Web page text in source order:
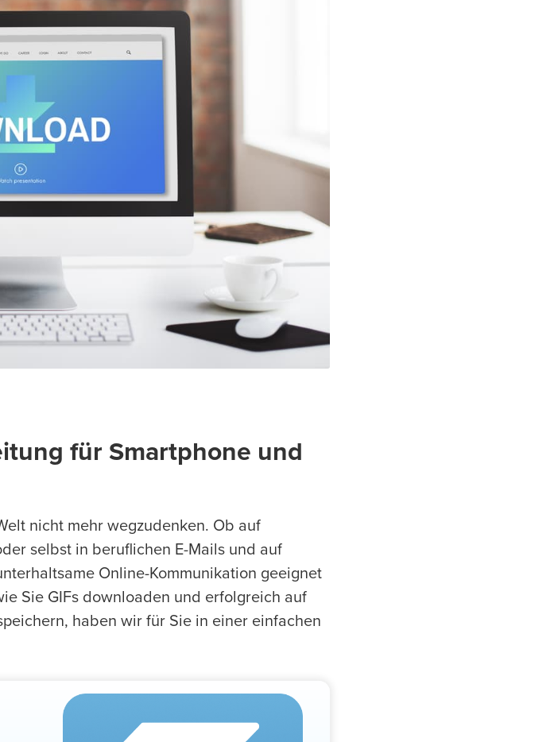
für Smartphone und
nicht mehr wegzudenken. Ob auf
selbst in beruflichen E-Mails und auf
Online-Kommunikation geeignet
Sie GIFs downloaden und erfolgreich auf
haben wir für Sie in einer einfachen